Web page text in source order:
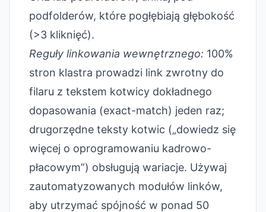
podfolderów, które pogłębiają głębokość
(>3 kliknięć).
Reguły linkowania wewnętrznego: 100%
stron klastra prowadzi link zwrotny do
filaru z tekstem kotwicy dokładnego
dopasowania (exact-match) jeden raz;
drugorzędne teksty kotwic („dowiedz się
więcej o oprogramowaniu kadrowo-
płacowym”) obsługują wariacje. Używaj
zautomatyzowanych modułów linków,
aby utrzymać spójność w ponad 50